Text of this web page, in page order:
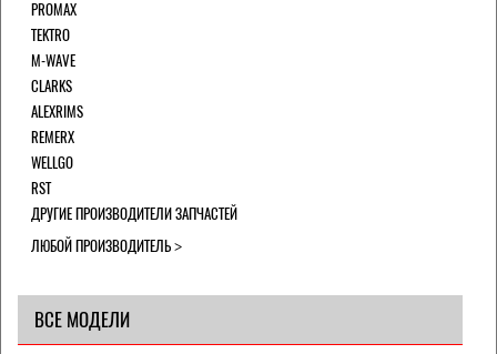
PROMAX
TEKTRO
M-WAVE
CLARKS
ALEXRIMS
REMERX
WELLGO
RST
ДРУГИЕ ПРОИЗВОДИТЕЛИ ЗАПЧАСТЕЙ
ЛЮБОЙ ПРОИЗВОДИТЕЛЬ
ВСЕ МОДЕЛИ